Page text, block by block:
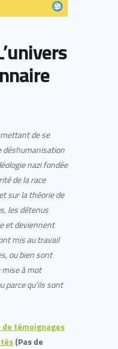
de se
déshumanisation
nazi fondée
de la race
sur la théorie de
les détenus
et deviennent
mis au travail
ou bien sont
à mot
parce qu’ils sont
témoignages
(Pas de